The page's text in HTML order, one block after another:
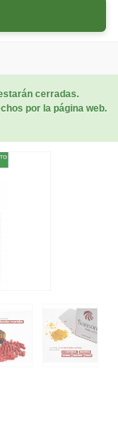
cerradas.
por la página web.